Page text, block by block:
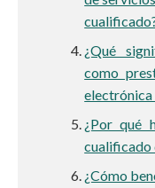
¿Qué
como
¿Por qué
cualificado
¿Cómo